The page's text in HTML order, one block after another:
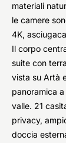
materiali
le camere
4K,
Il corpo
suite con
vista su Artà
panoramica
valle. 21
privacy,
doccia